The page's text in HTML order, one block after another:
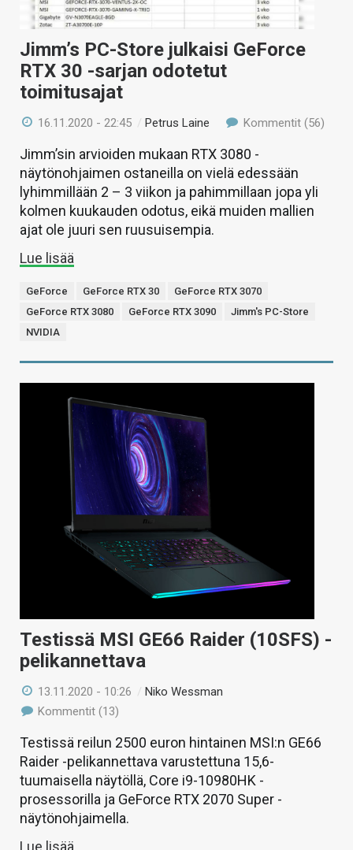
Jimm’s PC-Store julkaisi GeForce
RTX 30 -sarjan odotetut
toimitusajat
16.11.2020 - 22:45 / Petrus Laine Kommentit (56)
Jimm’sin arvioiden mukaan RTX 3080 -
näytönohjaimen ostaneilla on vielä edessään
lyhimmillään 2 – 3 viikon ja pahimmillaan jopa yli
kolmen kuukauden odotus, eikä muiden mallien
ajat ole juuri sen ruusuisempia.
Lue lisää
GeForce GeForce RTX 30
GeForce RTX 3070
GeForce RTX 3080
GeForce RTX 3090
Jimm's PC-Store
NVIDIA
Testissä MSI GE66 Raider (10SFS) -
pelikannettava
13.11.2020 - 10:26 /Niko Wessman
Kommentit (13)
Testissä reilun 2500 euron hintainen MSI:n GE66
Raider -pelikannettava varustettuna 15,6-
tuumaisella näytöllä, Core i9-10980HK -
prosessorilla ja GeForce RTX 2070 Super -
näytönohjaimella.
Lue lisää